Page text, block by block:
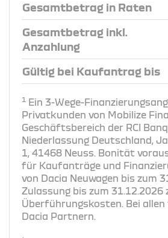
Gesamtbetrag in Raten
Gesamtbetrag inkl.
Anzahlung
Gültig bei Kaufantrag bis
1 Ein 3-Wege-
Privatkunden von Mobilize
Geschäftsbereich der RCI
Niederlassung Deutschland,
1, 41468 Neuss. Bonität
für Kaufanträge und
von Dacia Neuwagen bis zum
Zulassung bis zum 31.12.2026
Überführungskosten. Bei allen
Dacia Partnern.